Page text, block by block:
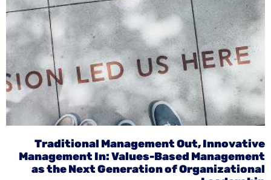
Traditional Management Out, Innovative
Management In: Values-Based Management
as the Next Generation of Organizational